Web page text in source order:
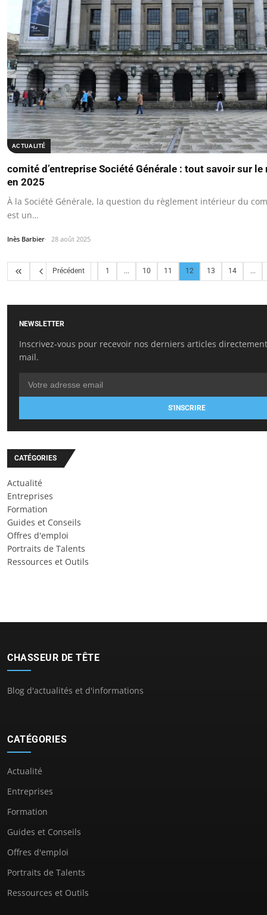
ACTUALITÉ
comité d’entreprise Société Générale : tout savoir sur
en 2025
À la Société Générale, la question du règlement intérieur du
est un…
Inès Barbier 28 août 2025
Précédent 1 ... 10 11 12 13 14 ...
NEWSLETTER
Inscrivez-vous pour recevoir nos derniers articles
mail.
S'INSCRIRE
CATÉGORIES
Actualité
Entreprises
Formation
Guides et Conseils
Offres d'emploi
Portraits de Talents
Ressources et Outils
CHASSEUR DE TÊTE
Blog d'actualités et d'informations
CATÉGORIES
Actualité
Entreprises
Formation
Guides et Conseils
Offres d'emploi
Portraits de Talents
Ressources et Outils